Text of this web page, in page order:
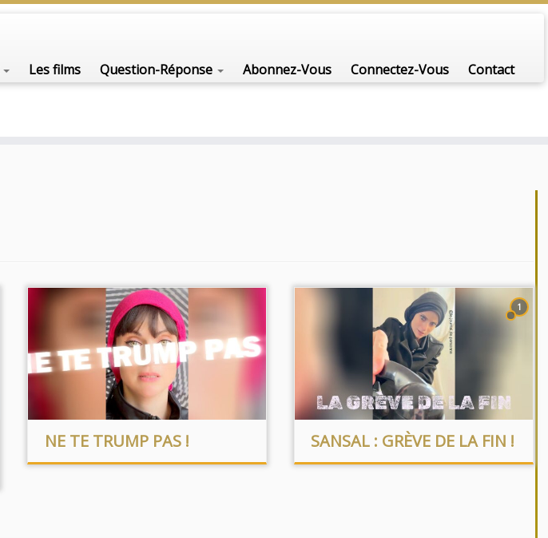
Les films Question-Réponse Abonnez-Vous Connectez-Vous Contact
NE TE TRUMP PAS !
1
SANSAL : GRÈVE DE LA FIN !